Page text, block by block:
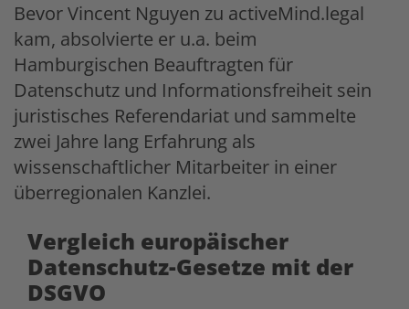
Bevor Vincent Nguyen zu activeMind.legal
kam, absolvierte er u.a. beim
Hamburgischen Beauftragten für
Datenschutz und Informationsfreiheit sein
juristisches Referendariat und sammelte
zwei Jahre lang Erfahrung als
wissenschaftlicher Mitarbeiter in einer
überregionalen Kanzlei.
Vergleich europäischer
Datenschutz-Gesetze mit der
DSGVO